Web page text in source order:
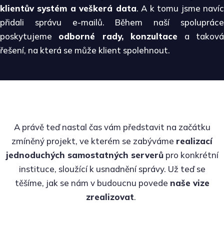
klientův systém a veškerá data. A k tomu jsme navíc
přidali správu e-mailů. Během naší spolupráce
poskytujeme odborné rady, konzultace a taková
řešení, na která se může klient spolehnout.
A právě teď nastal čas vám představit na začátku
zmíněný projekt, ve kterém se zabýváme realizací
jednoduchých samostatných serverůpro konkrétní
instituce, sloužící k usnadnění správy. Už teď se
těšíme, jak se nám v budoucnu povede naše vize
zrealizovat.